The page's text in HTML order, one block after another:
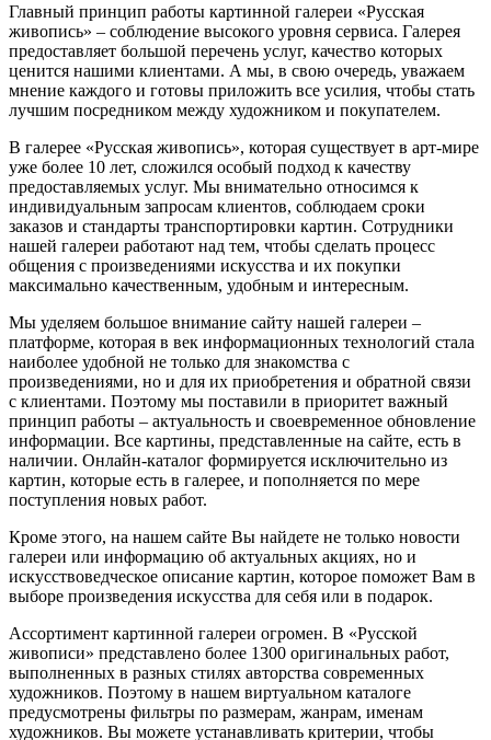
Главный принцип работы картинной галереи «Русская
живопись» – соблюдение высокого уровня сервиса. Галерея
предоставляет большой перечень услуг, качество которых
ценится нашими клиентами. А мы, в свою очередь, уважаем
мнение каждого и готовы приложить все усилия, чтобы стать
лучшим посредником между художником и покупателем.
В галерее «Русская живопись», которая существует в арт-мире
уже более 10 лет, сложился особый подход к качеству
предоставляемых услуг. Мы внимательно относимся к
индивидуальным запросам клиентов, соблюдаем сроки
заказов и стандарты транспортировки картин. Сотрудники
нашей галереи работают над тем, чтобы сделать процесс
общения с произведениями искусства и их покупки
максимально качественным, удобным и интересным.
Мы уделяем большое внимание сайту нашей галереи –
платформе, которая в век информационных технологий стала
наиболее удобной не только для знакомства с
произведениями, но и для их приобретения и обратной связи
с клиентами. Поэтому мы поставили в приоритет важный
принцип работы – актуальность и своевременное обновление
информации. Все картины, представленные на сайте, есть в
наличии. Онлайн-каталог формируется исключительно из
картин, которые есть в галерее, и пополняется по мере
поступления новых работ.
Кроме этого, на нашем сайте Вы найдете не только новости
галереи или информацию об актуальных акциях, но и
искусствоведческое описание картин, которое поможет Вам в
выборе произведения искусства для себя или в подарок.
Ассортимент картинной галереи огромен. В «Русской
живописи» представлено более 1300 оригинальных работ,
выполненных в разных стилях авторства современных
художников. Поэтому в нашем виртуальном каталоге
предусмотрены фильтры по размерам, жанрам, именам
художников. Вы можете устанавливать критерии, чтобы